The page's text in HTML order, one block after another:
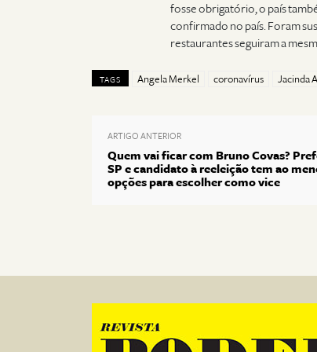
fosse obrigatório, o país
confirmado no país. Foram
restaurantes seguiram a
TAGS Angela Merkel coronavírus Jacinda
ARTIGO ANTERIOR
Quem vai ficar com Bruno Covas?
SP e candidato à reeleição tem ao
opções para escolher como vice